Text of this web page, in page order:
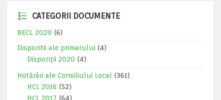
CATEGORII DOCUMENTE
BECL 2020 (6)
Dispozitii ale primarului (4)
Dispoziții 2020 (4)
Hotărâri ale Consiliului Local
(361)
HCL 2016 (52)
HCL 2017 (64)